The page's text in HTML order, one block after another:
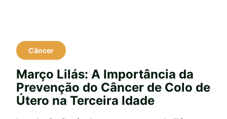
Câncer
Março Lilás: A Importância da
Prevenção do Câncer de Colo de
Útero na Terceira Idade